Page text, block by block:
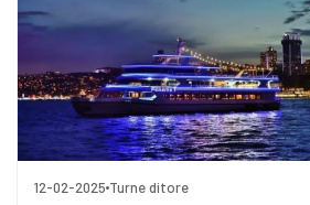
12-02-2025 Turne ditore